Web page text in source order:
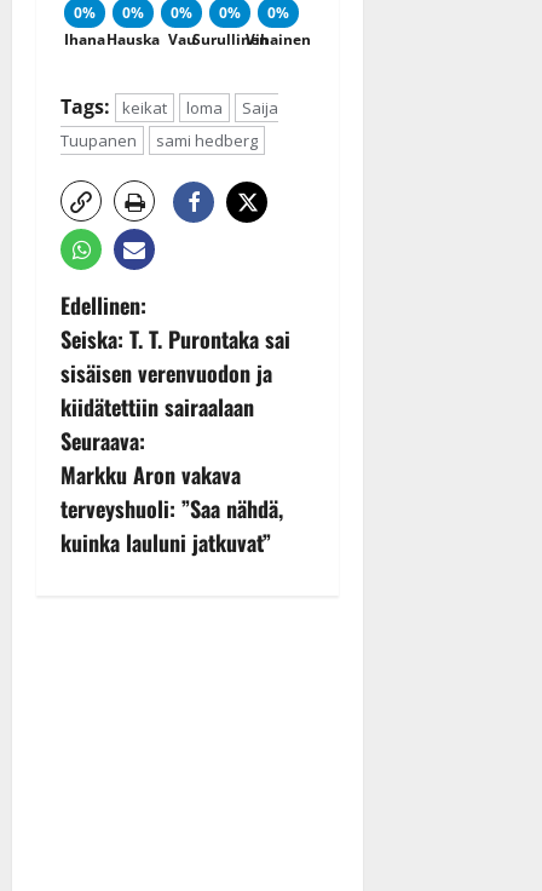
0%
Ihana
0%
Hauska
0%
Vau
0%
Surullinen
0%
Vihainen
Tags: keikat loma
Saija
Tuupanen
sami hedberg
P
o
s
t
n
a
Edellinen:
Seiska: T. T. Purontaka sai
sisäisen verenvuodon ja
kiidätettiin sairaalaan
Seuraava:
Markku Aron vakava
terveyshuoli: ”Saa nähdä,
kuinka lauluni jatkuvat”